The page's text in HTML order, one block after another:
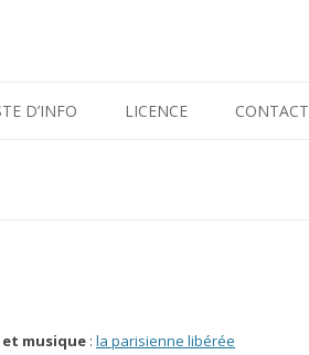
D’INFO LICENCE CONTACT
musique : la parisienne libérée